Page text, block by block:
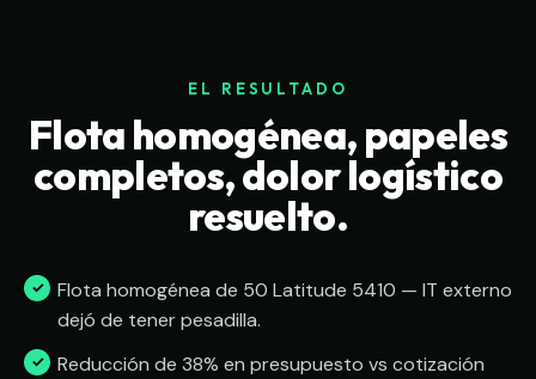
EL RESULTADO
Flota homogénea, papeles
completos, dolor logístico
resuelto.
Flota homogénea de 50 Latitude 5410 — IT externo
dejó de tener pesadilla.
Reducción de 38% en presupuesto vs cotización